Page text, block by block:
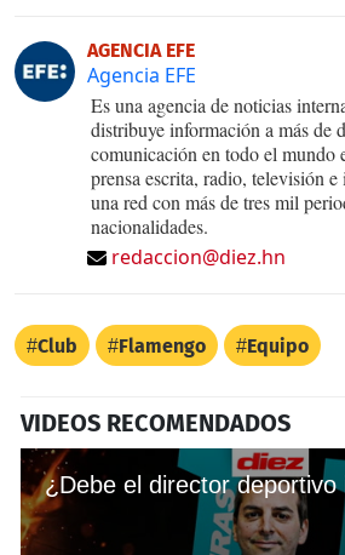
AGENCIA EFE
Agencia EFE
Es una agencia de noticias
distribuye información a más de
comunicación en todo el mundo
prensa escrita, radio, televisión
una red con más de tres mil
nacionalidades.
redaccion@diez.hn
Club Flamengo Equipo
VIDEOS RECOMENDADOS